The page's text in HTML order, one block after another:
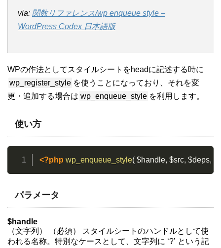
via: 関数リファレンス/wp enqueue style –
WordPress Codex 日本語版
WPの作法としてスタイルシートをheadに記述する時に
wp_register_style を使うことになっており、それを変
更・追加する場合は wp_enqueue_style を利用します。
使い方
<?php wp_enqueue_style( $handle, $src, $deps,
パラメータ
$handle
（文字列） （必須） スタイルシートのハンドルとして使
われる名称。特別なケースとして、文字列に ‘?’ という記